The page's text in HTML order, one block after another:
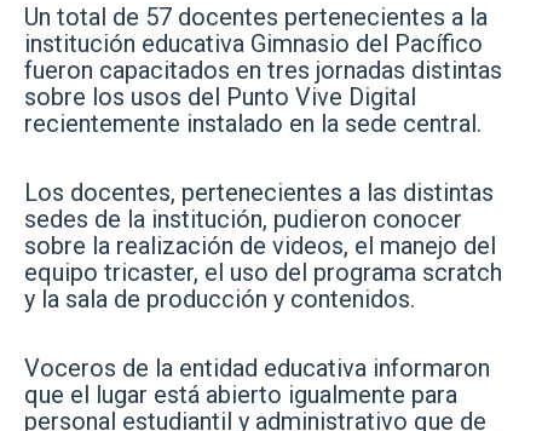
Un total de 57 docentes pertenecientes a la
institución educativa Gimnasio del Pacífico
fueron capacitados en tres jornadas distintas
sobre los usos del Punto Vive Digital
recientemente instalado en la sede central.
Los docentes, pertenecientes a las distintas
sedes de la institución, pudieron conocer
sobre la realización de videos, el manejo del
equipo tricaster, el uso del programa scratch
y la sala de producción y contenidos.
Voceros de la entidad educativa informaron
que el lugar está abierto igualmente para
personal estudiantil y administrativo que de